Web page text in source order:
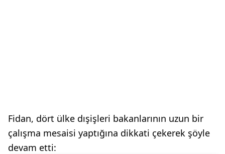
Fidan, dört ülke dışişleri bakanlarının uzun bir
çalışma mesaisi yaptığına dikkati çekerek şöyle
devam etti: